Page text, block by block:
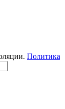
Политика